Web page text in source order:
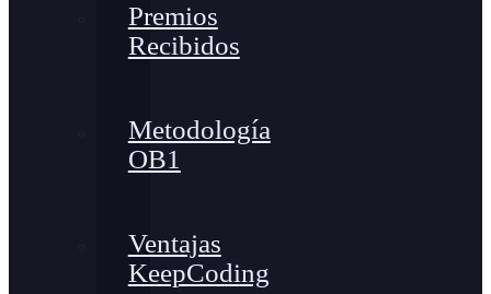
Premios
Recibidos
Metodología
OB1
Ventajas
KeepCoding